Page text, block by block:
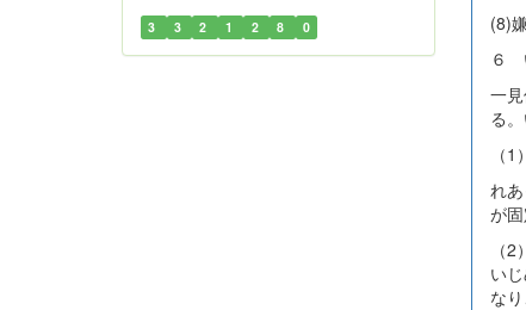
(8)
６
一
る
（
れ
が
（
い
な
3 3 2 1 2 8 0